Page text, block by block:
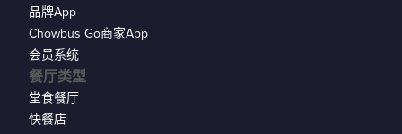
品牌App
Chowbus Go商家App
会员系统
餐厅类型
堂食餐厅
快餐店